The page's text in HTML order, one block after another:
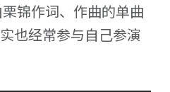
锦作词、作曲的单曲
也经常参与自己参演